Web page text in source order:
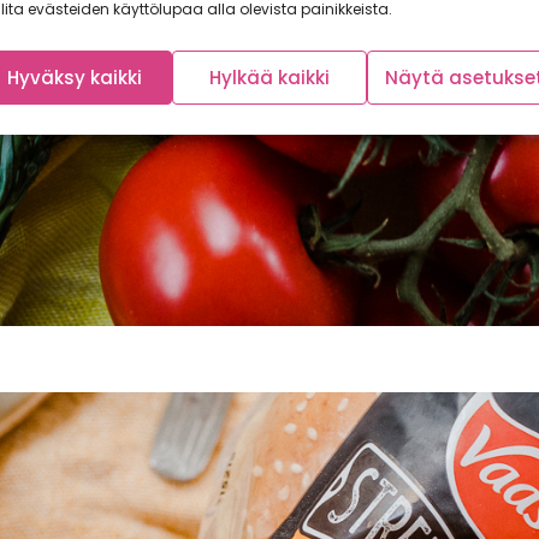
evästeiden käyttölupaa alla olevista painikkeista.
Hyväksy kaikki Hylkää kaikki Näytä